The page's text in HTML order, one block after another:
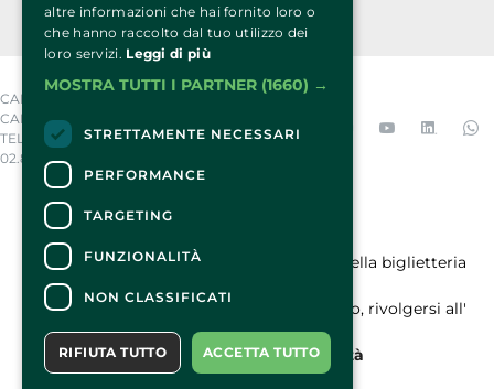
CART’ARMATA EDIZIONI SRL – VIA
CALATAFIMI, 10 – 20122 MILANO
TELEFONO 02 89409670 – FAX
02.8357431 – P.I. 11319850159
Per informazioni e supporto all'acquisto della biglietteria
Per informazioni sul programma e l'evento, rivolgersi all'
organizzatore.
Dichiarazione di accessibilità
altre informazioni che hai fornito loro o
che hanno raccolto dal tuo utilizzo dei
loro servizi. Leggi di più
MOSTRA TUTTI I PARTNER (1660) →
STRETTAMENTE NECESSARI
PERFORMANCE
TARGETING
FUNZIONALITÀ
NON CLASSIFICATI
ACCETTA TUTTO
RIFIUTA TUTTO